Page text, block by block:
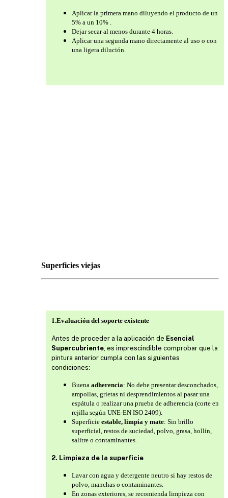
Aplicar la primera mano diluyendo el producto de un
5% a un 10% .
Dejar secar al menos durante 4 horas.
Aplicar una segunda mano directamente al uso o con
una ligera dilución.
Superficies viejas
1.Evaluación del soporte existente
Antes de proceder a la aplicación de Esencial
Supercubriente , es imprescindible comprobar que la
pintura anterior cumpla con las siguientes
condiciones:
Buena adherencia: No debe presentar desconchados,
ampollas, grietas ni desprendimientos al pasar una
espátula o realizar una prueba de adherencia (corte en
rejilla según UNE-EN ISO 2409).
Superficie estable, limpia y mate: Sin brillo
superficial, restos de suciedad, polvo, grasa, hollín,
salitre o contaminantes.
2. Limpieza de la superficie
Lavar con agua y detergente neutro si hay restos de
polvo, manchas o contaminantes.
En zonas exteriores, se recomienda limpieza con